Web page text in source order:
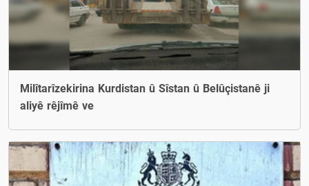
Milîtarîzekirina Kurdistan û Sîstan û Belûçistanê ji
aliyê rêjîmê ve